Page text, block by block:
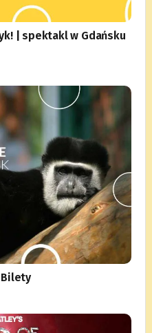
| spektakl w Gdańsku
Bilety